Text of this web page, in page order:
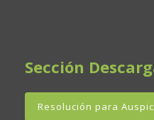
Sección
Resolución para